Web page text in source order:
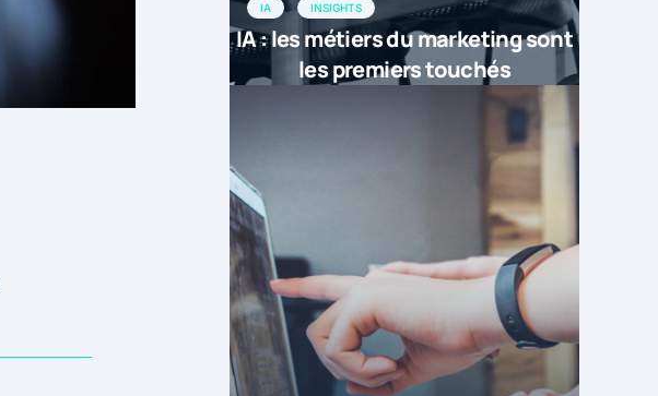
IA INSIGHTS
IA : les métiers du marketing sont
les premiers touchés